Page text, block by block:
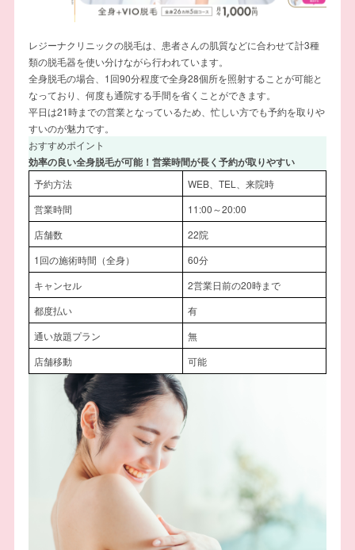
レジーナクリニックの脱毛は、患者さんの肌質などに合わせて計3種
類の脱毛器を使い分けながら行われています。
全身脱毛の場合、1回90分程度で全身28個所を照射することが可能と
なっており、何度も通院する手間を省くことができます。
平日は21時までの営業となっているため、忙しい方でも予約を取りや
すいのが魅力です。
おすすめポイント
効率の良い全身脱毛が可能！営業時間が長く予約が取りやすい
予約方法
WEB、TEL、来院時
営業時間
11:00～20:00
店舗数
22院
1回の施術時間（全身）
60分
キャンセル
2営業日前の20時まで
都度払い
有
通い放題プラン
無
店舗移動
可能